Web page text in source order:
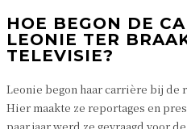
HOE BEGON DE
LEONIE TER
TELEVISIE?
Leonie begon haar carrière bij de
Hier maakte ze reportages en